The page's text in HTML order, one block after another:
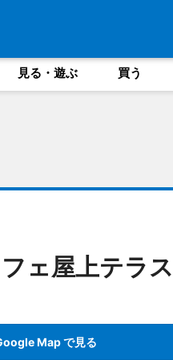
見る・遊ぶ 買う
ェ屋上テラ
Map で見る